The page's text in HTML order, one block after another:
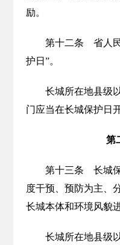
励。
第十二条 省人
护日”。
长城所在地县级
门应当在长城保护日
第
第十三条 长城
度干预、预防为主、
长城本体和环境风貌
长城所在地县级